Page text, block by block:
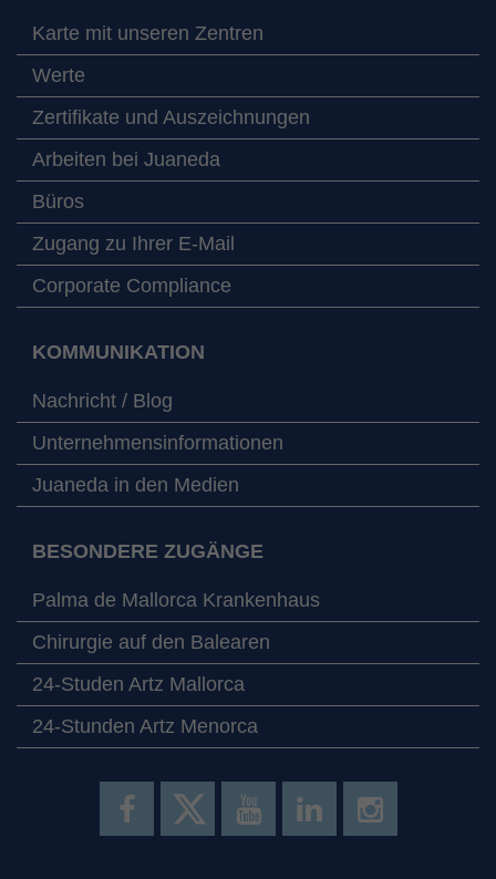
Karte mit unseren Zentren
Werte
Zertifikate und Auszeichnungen
Arbeiten bei Juaneda
Büros
Zugang zu Ihrer E-Mail
Corporate Compliance
KOMMUNIKATION
Nachricht / Blog
Unternehmensinformationen
Juaneda in den Medien
BESONDERE ZUGÄNGE
Palma de Mallorca Krankenhaus
Chirurgie auf den Balearen
24-Studen Artz Mallorca
24-Stunden Artz Menorca